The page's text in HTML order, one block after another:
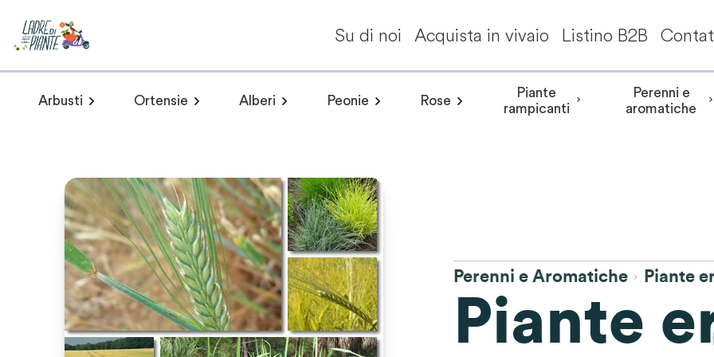
Su di noi Acquista in vivaio Listino B2B
ArbustiArbusti a fioritura primaverileArbusti a fioritura invernale
Conifere Piante da interni - Piante da
Arbusti a
OrtensieHydrangea arborescensHydrangea aspera Hydrangea involucrataHydrangea
Alberi Plumeria Frangipane pomeliaAceri giapponesi Alberi per climi miti
PeoniePeonia arbustiva Peonia Erbacea Peonia Itoh
Rose Rosa rampicante Rosa cespuglio
Piante
rampicanti
Akebia Aristolochia
Perenni e
aromatiche
Perenni e Aromatiche Piante
Piante